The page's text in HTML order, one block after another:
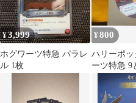
¥3,999
ホグワーツ特急 パラレ
ル 1枚
¥800
ハリーポッ
ーツ特急 9
水コース